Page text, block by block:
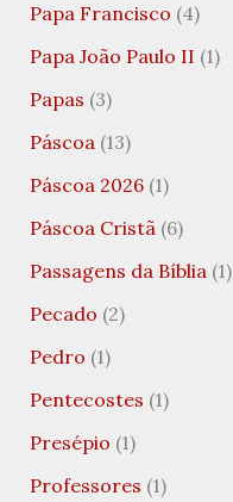
Papa Francisco (4)
Papa João Paulo II (1)
Papas (3)
Páscoa(13)
Páscoa 2026(1)
Páscoa Cristã(6)
Passagens da Bíblia(1)
Pecado (2)
Pedro (1)
Pentecostes (1)
Presépio (1)
Professores (1)